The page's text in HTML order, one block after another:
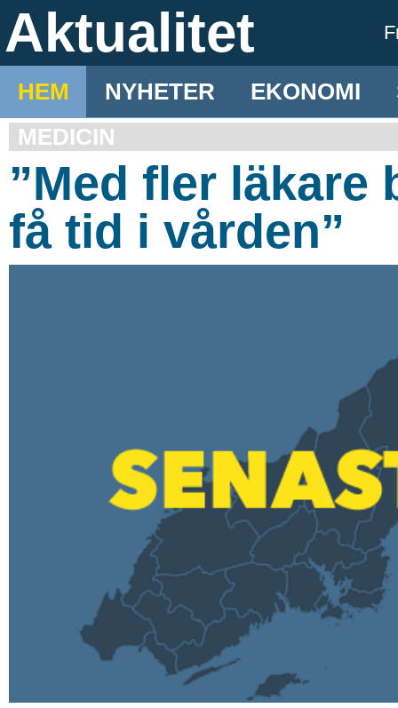
Aktualitet
HEM NYHETER EKONOMI
MEDICIN
”Med fler läkare
få tid i vården”